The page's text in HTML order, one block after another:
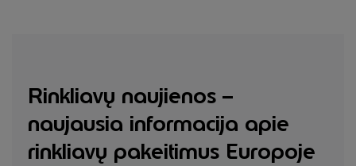
Rinkliavų naujienos –
naujausia informacija apie
rinkliavų pakeitimus Europoje